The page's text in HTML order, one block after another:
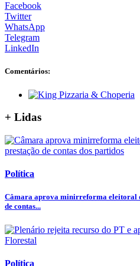
Facebook
Twitter
WhatsApp
Telegram
LinkedIn
Comentários:
+ Lidas
Política
Câmara aprova minirreforma eleitoral
de contas...
Política